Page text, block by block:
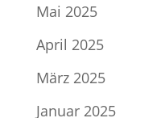
Mai 2025
April 2025
März 2025
Januar 2025